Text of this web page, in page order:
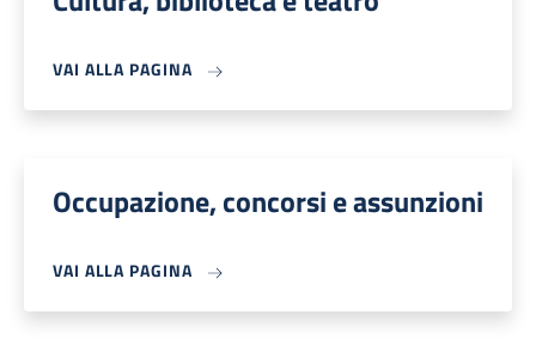
VAI ALLA PAGINA
Occupazione, concorsi e assunzioni
VAI ALLA PAGINA